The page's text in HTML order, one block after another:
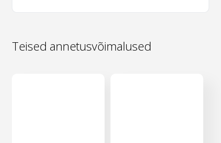
Teised annetusvõimalused